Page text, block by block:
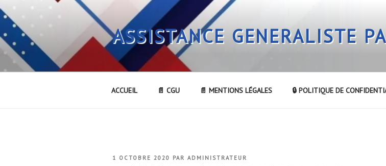
Aller
au
contenu
principal
ASSISTANCE GENERALISTE
ACCUEIL 📄 CGU 📄 MENTIONS LÉGALES 🔒 POLITIQUE DE
PUBLIÉ
1 OCTOBRE 2020 PAR ADMINISTRATEUR